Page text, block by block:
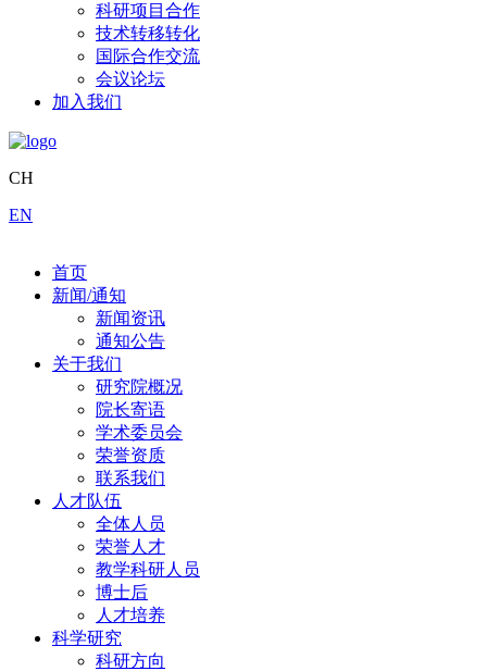
科研项目合作
技术转移转化
国际合作交流
会议论坛
加入我们
CH
EN
首页
新闻/通知
新闻资讯
通知公告
关于我们
研究院概况
院长寄语
学术委员会
荣誉资质
联系我们
人才队伍
全体人员
荣誉人才
教学科研人员
博士后
人才培养
科学研究
科研方向